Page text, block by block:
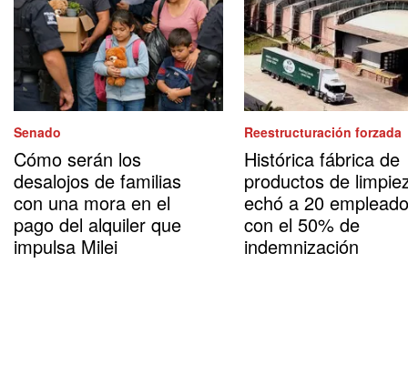
Senado
Cómo serán los
desalojos de familias
con una mora en el
pago del alquiler que
impulsa Milei
Reestructuración forzada
Histórica fábrica de
productos de
echó a 20
con el 50% de
indemnización